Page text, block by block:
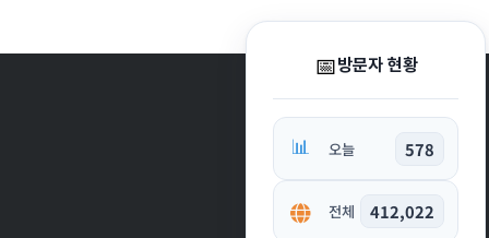
📅방문자 현황
📊 오늘 578
전체 412,022